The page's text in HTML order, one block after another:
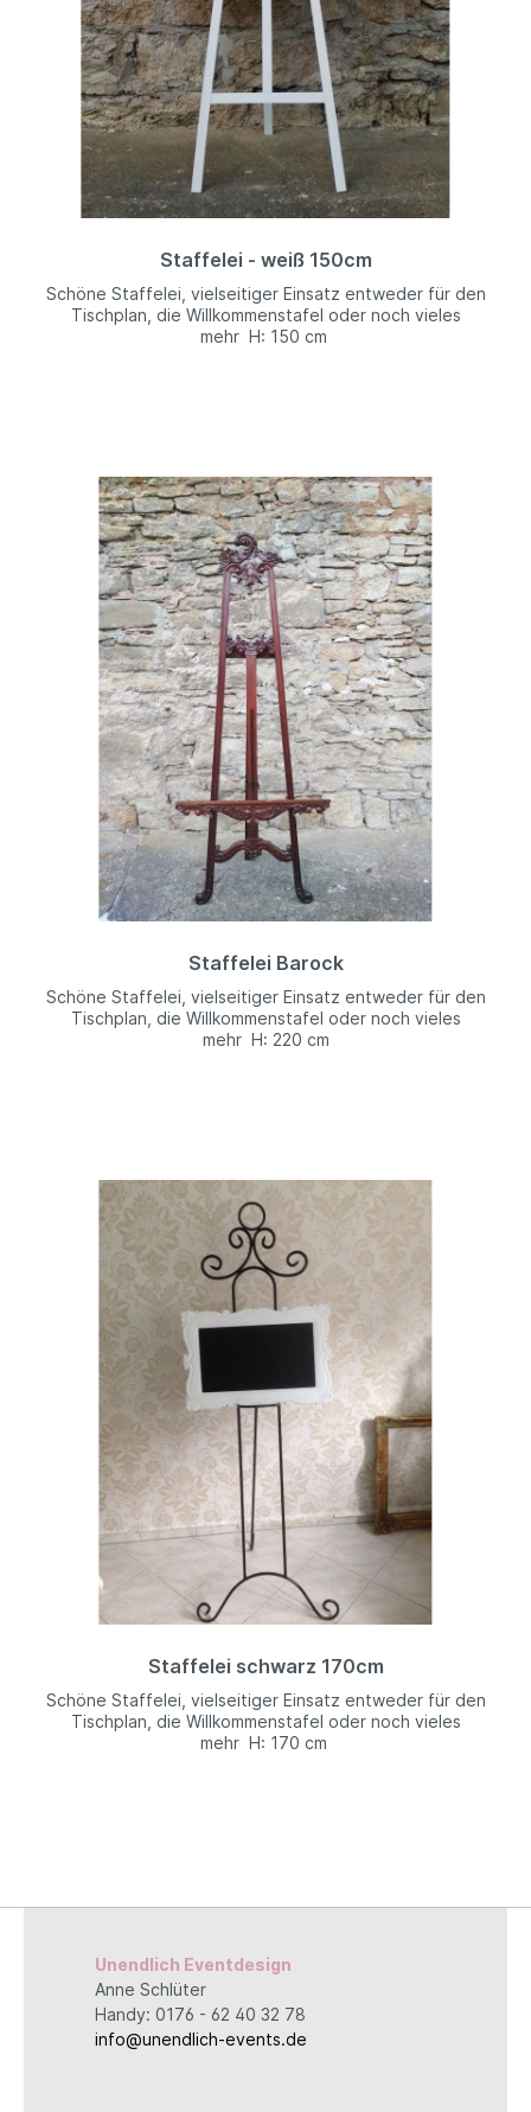
Staffelei - weiß 150cm
Schöne Staffelei, vielseitiger Einsatz entweder für den
Tischplan, die Willkommenstafel oder noch vieles
mehr H: 150 cm
Staffelei Barock
Schöne Staffelei, vielseitiger Einsatz entweder für den
Tischplan, die Willkommenstafel oder noch vieles
mehr H: 220 cm
Staffelei schwarz 170cm
Schöne Staffelei, vielseitiger Einsatz entweder für den
Tischplan, die Willkommenstafel oder noch vieles
mehr H: 170 cm
Unendlich Eventdesign
Anne Schlüter
Handy: 0176 - 62 40 32 78
info@unendlich-events.de